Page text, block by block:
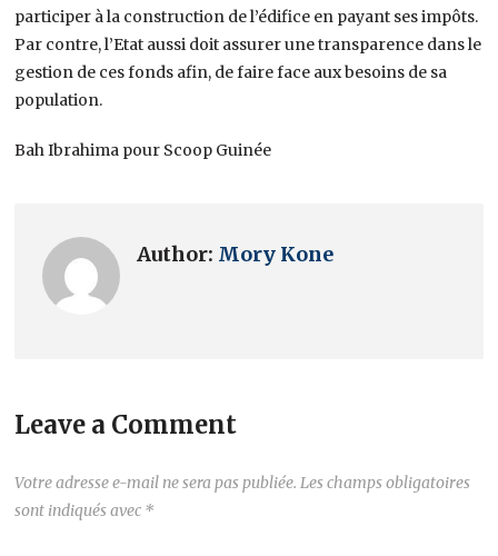
participer à la construction de l’édifice en payant ses impôts.
Par contre, l’Etat aussi doit assurer une transparence dans le
gestion de ces fonds afin, de faire face aux besoins de sa
population.
Bah Ibrahima pour Scoop Guinée
Author: Mory Kone
Leave a Comment
Votre adresse e-mail ne sera pas publiée. Les champs obligatoires
sont indiqués avec *